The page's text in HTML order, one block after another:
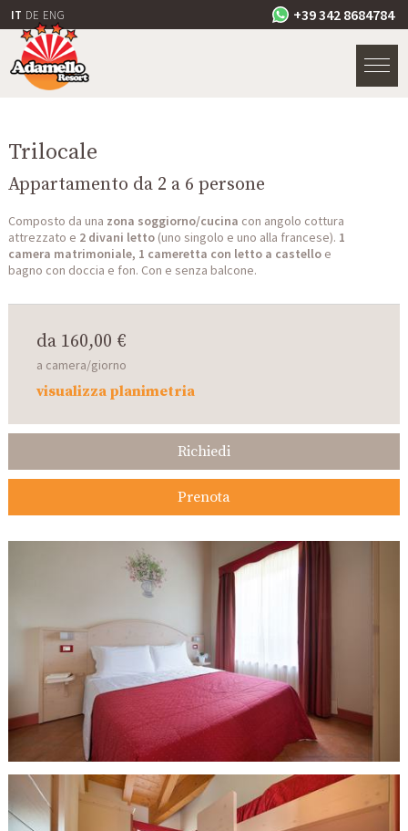
+39 342 8684784
IT DE ENG
Trilocale
Appartamento da 2 a 6 persone
Composto da una zona soggiorno/cucina con angolo cottura
attrezzato e 2 divani letto(uno singolo e uno alla francese). 1
camera matrimoniale, 1 cameretta con letto a castelloe
bagno con doccia e fon. Con e senza balcone.
da 160,00 €
a camera/giorno
visualizza planimetria
Richiedi
Prenota